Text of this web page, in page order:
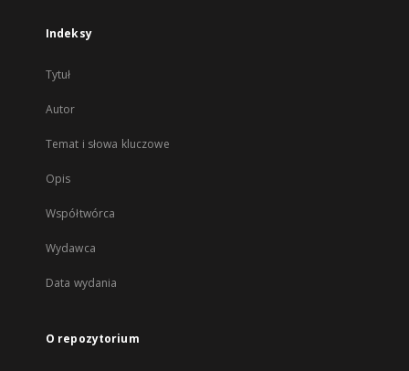
Indeksy
Tytuł
Autor
Temat i słowa kluczowe
Opis
Współtwórca
Wydawca
Data wydania
O repozytorium